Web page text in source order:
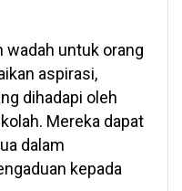
wadah untuk orang
aspirasi,
dihadapi oleh
Mereka dapat
dalam
kepada